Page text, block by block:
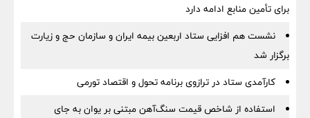
برای تأمین منابع ادامه دارد
نشست هم افزایی ستاد اربعین بیمه ایران و سازمان حج و زیارت
برگزار شد
کارآمدی ستاد در ترازوی برنامه تحول و اقتصاد تورمی
استفاده از شاخص قیمت سنگ‌آهن مبتنی بر یوان به جای